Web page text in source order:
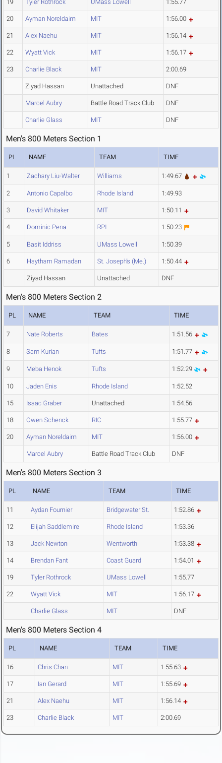
19 Tyler Rothrock UMass Lowell 1:55.77
20 Ayman Noreldaim MIT 1:56.00
21 Alex Naehu MIT 1:56.14
22 Wyatt Vick MIT 1:56.17
23 Charlie Black MIT 2:00.69
Ziyad Hassan Unattached DNF
Marcel Aubry Battle Road Track Club DNF
Charlie Glass MIT DNF
Men's 800 Meters Section 1
PL NAME TEAM TIME
1 Zachary Liu-Walter Williams 1:49.67
2 Antonio Capalbo Rhode Island 1:49.93
3 David Whitaker MIT 1:50.11
4 Dominic Pena RPI 1:50.23
5 Basit Iddriss UMass Lowell 1:50.39
6 Haytham Ramadan St. Joseph's (Me.) 1:50.44
Ziyad Hassan Unattached DNF
Men's 800 Meters Section 2
PL NAME TEAM TIME
7 Nate Roberts Bates 1:51.56
8 Sam Kurian Tufts 1:51.77
9 Meba Henok Tufts 1:52.29
10 Jaden Enis Rhode Island 1:52.52
15 Isaac Graber Unattached 1:54.56
18 Owen Schenck RIC 1:55.77
20 Ayman Noreldaim MIT 1:56.00
Marcel Aubry Battle Road Track Club DNF
Men's 800 Meters Section 3
PL NAME TEAM TIME
11 Aydan Fournier Bridgewater St. 1:52.86
12 Elijah Saddlemire Rhode Island 1:53.36
13 Jack Newton Wentworth 1:53.38
14 Brendan Fant Coast Guard 1:54.01
19 Tyler Rothrock UMass Lowell 1:55.77
22 Wyatt Vick MIT 1:56.17
Charlie Glass MIT DNF
Men's 800 Meters Section 4
PL NAME TEAM TIME
16 Chris Chan MIT 1:55.63
17 Ian Gerard MIT 1:55.69
21 Alex Naehu MIT 1:56.14
23 Charlie Black MIT 2:00.69